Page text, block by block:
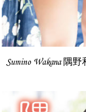
Sumino Wakana 隅